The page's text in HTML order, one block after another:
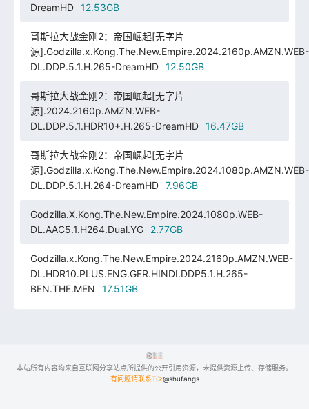
DreamHD
12.53GB
哥斯拉大战金刚2：帝国崛起[无字片
源].Godzilla.x.Kong.The.New.Empire.2024.2160p.AMZN.WEB-
DL.DDP.5.1.H.265-DreamHD
12.50GB
哥斯拉大战金刚2：帝国崛起[无字片
源].2024.2160p.AMZN.WEB-
DL.DDP.5.1.HDR10+.H.265-DreamHD
16.47GB
哥斯拉大战金刚2：帝国崛起[无字片
源].Godzilla.x.Kong.The.New.Empire.2024.1080p.AMZN.WEB-
DL.DDP.5.1.H.264-DreamHD
7.96GB
Godzilla.X.Kong.The.New.Empire.2024.1080p.WEB-
DL.AAC5.1.H264.Dual.YG
2.77GB
Godzilla.x.Kong.The.New.Empire.2024.2160p.AMZN.WEB-
DL.HDR10.PLUS.ENG.GER.HINDI.DDP5.1.H.265-
BEN.THE.MEN
17.51GB
本站所有内容均来自互联网分享站点所提供的公开引用资源，未提供资源上传、存储服务。
有问题请联系TG:@shufangs